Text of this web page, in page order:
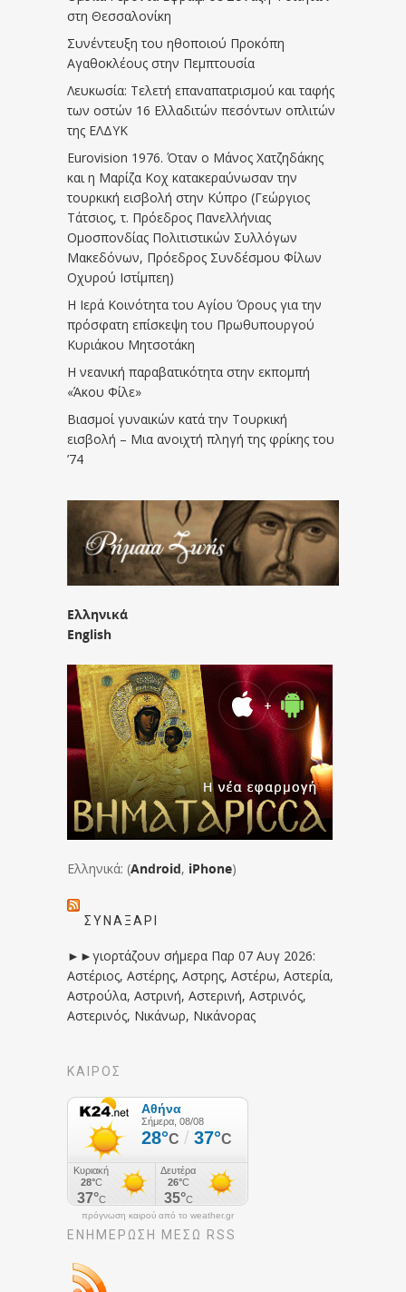
στη Θεσσαλονίκη
Συνέντευξη του ηθοποιού Προκόπη
Αγαθοκλέους στην Πεμπτουσία
Λευκωσία: Τελετή επαναπατρισμού και ταφής
των οστών 16 Ελλαδιτών πεσόντων οπλιτών
της ΕΛΔΥΚ
Eurovision 1976. Όταν ο Μάνος Χατζηδάκης
και η Μαρίζα Κοχ κατακεραύνωσαν την
τουρκική εισβολή στην Κύπρο (Γεώργιος
Τάτσιος, τ. Πρόεδρος Πανελλήνιας
Ομοσπονδίας Πολιτιστικών Συλλόγων
Μακεδόνων, Πρόεδρος Συνδέσμου Φίλων
Οχυρού Ιστίμπεη)
Η Ιερά Κοινότητα του Αγίου Όρους για την
πρόσφατη επίσκεψη του Πρωθυπουργού
Κυριάκου Μητσοτάκη
Η νεανική παραβατικότητα στην εκπομπή
«Άκου Φίλε»
Βιασμοί γυναικών κατά την Τουρκική
εισβολή – Μια ανοιχτή πληγή της φρίκης του
’74
Ελληνικά
English
Ελληνικά: (Android, iPhone)
ΣΥΝΑΞΆΡΙ
►►γιορτάζουν σήμερα Παρ 07 Αυγ 2026:
Αστέριος, Αστέρης, Αστρης, Αστέρω, Αστερία,
Αστρούλα, Αστρινή, Αστερινή, Αστρινός,
Αστερινός, Νικάνωρ, Νικάνορας
ΚΑΙΡΟΣ
πρόγνωση καιρού από το weather.gr
ΕΝΗΜΈΡΩΣΉ ΜΕΣΩ RSS